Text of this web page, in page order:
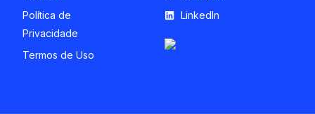
Política de
Privacidade
Termos de Uso
LinkedIn